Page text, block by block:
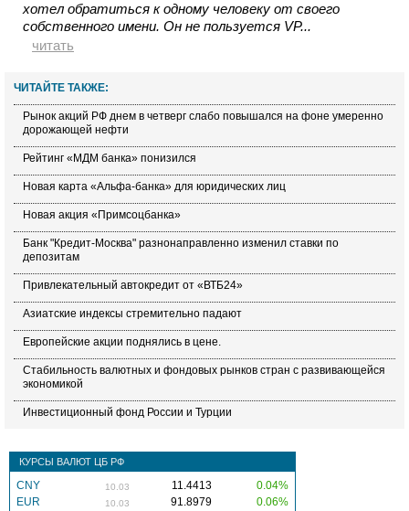
хотел обратиться к одному человеку от своего
собственного имени. Он не пользуется VP...
читать
ЧИТАЙТЕ ТАКЖЕ:
Рынок акций РФ днем в четверг слабо повышался на фоне умеренно
дорожающей нефти
Рейтинг «МДМ банка» понизился
Новая карта «Альфа-банка» для юридических лиц
Новая акция «Примсоцбанка»
Банк "Кредит-Москва" разнонаправленно изменил ставки по
депозитам
Привлекательный автокредит от «ВТБ24»
Азиатские индексы стремительно падают
Европейские акции поднялись в цене.
Стабильность валютных и фондовых рынков стран с развивающейся
экономикой
Инвестиционный фонд России и Турции
КУРСЫ ВАЛЮТ ЦБ РФ
CNY 10.03 11.4413
0.04%
EUR
10.03 91.8979
0.06%